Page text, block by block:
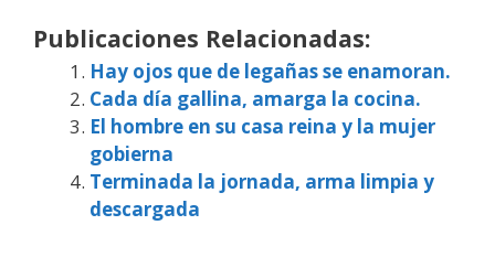
Publicaciones Relacionadas:
Hay ojos que de legañas se enamoran.
Cada día gallina, amarga la cocina.
El hombre en su casa reina y la mujer
gobierna
Terminada la jornada, arma limpia y
descargada